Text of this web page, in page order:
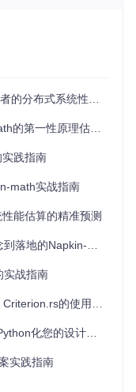
算和分布式架构，性
能问题。
math进行快速
据对比，帮助开发
吐量
问
10 Gi
s
简单数据处
理
Gi
向量运算
Gi
并行数据处
式系统性能预测指南
一性原理估算指南
践指南
math实战指南
能估算的精准预测
的Napkin-math应用
实战指南
的使用与扩展
化您的设计思路
实践指南